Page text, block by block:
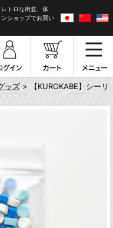
トロな街並、体
ショップでお買い
ッズ > 【KUROKABE】シーリ